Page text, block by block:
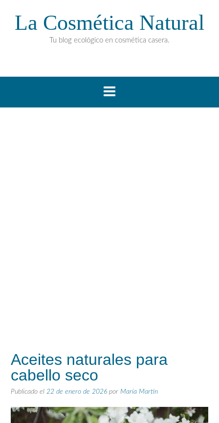
La Cosmética Natural
Tu blog ecológico en cosmética casera.
Aceites naturales para
cabello seco
Publicado el 22 de enero de 2026 por María Martín